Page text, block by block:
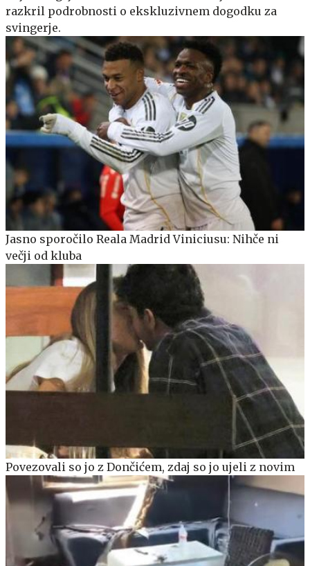
razkril podrobnosti o ekskluzivnem dogodku za
svingerje.
Jasno sporočilo Reala Madrid Viniciusu: Nihče ni
večji od kluba
Povezovali so jo z Dončićem, zdaj so jo ujeli z novim